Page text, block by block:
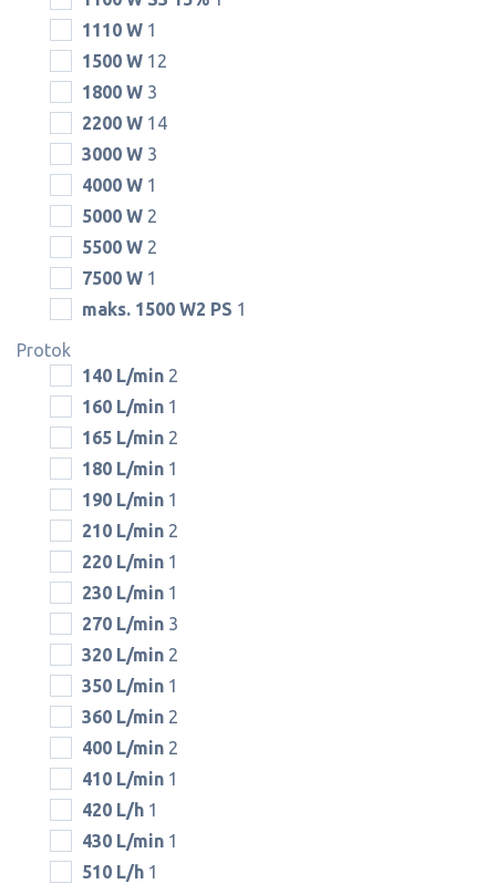
1110 W 1
1500 W 12
1800 W 3
2200 W 14
3000 W 3
4000 W 1
5000 W 2
5500 W 2
7500 W 1
maks. 1500 W2 PS 1
Protok
140 L/min 2
160 L/min 1
165 L/min 2
180 L/min 1
190 L/min 1
210 L/min 2
220 L/min 1
230 L/min 1
270 L/min 3
320 L/min 2
350 L/min 1
360 L/min 2
400 L/min 2
410 L/min 1
420 L/h 1
430 L/min 1
510 L/h 1